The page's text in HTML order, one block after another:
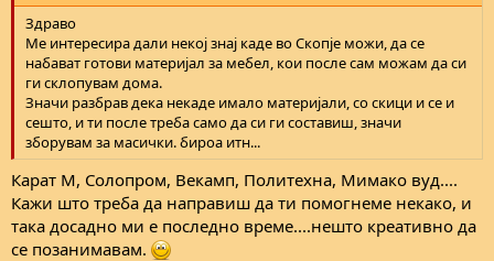
Здраво
Ме интересира дали некој знај каде во Скопје можи, да се
набават готови материјал за мебел, кои после сам можам да си
ги склопувам дома.
Значи разбрав дека некаде имало материјали, со скици и се и
сешто, и ти после треба само да си ги составиш, значи
зборувам за масички. бироа итн...
Карат М, Солопром, Векамп, Политехна, Мимако вуд....
Кажи што треба да направиш да ти помогнеме некако, и
така досадно ми е последно време....нешто креативно да
се позанимавам.